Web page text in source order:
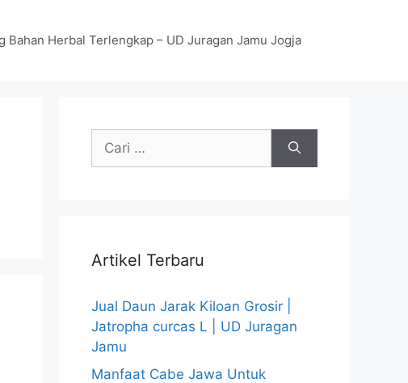
Bahan Herbal Terlengkap – UD Juragan Jamu Jogja
Cari
Artikel Terbaru
Jual Daun Jarak Kiloan Grosir |
Jatropha curcas L | UD Juragan
Jamu
Manfaat Cabe Jawa Untuk